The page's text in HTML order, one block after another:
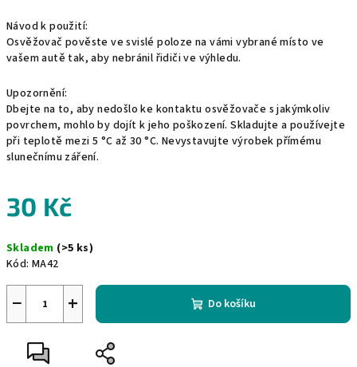
Návod k použití:
Osvěžovač pověste ve svislé poloze na vámi vybrané místo ve
vašem autě tak, aby nebránil řidiči ve výhledu.
Upozornění:
Dbejte na to, aby nedošlo ke kontaktu osvěžovače s jakýmkoliv
povrchem, mohlo by dojít k jeho poškození. Skladujte a používejte
při teplotě mezi 5 °C až 30 °C. Nevystavujte výrobek přímému
slunečnímu záření.
30 Kč
cena:
Skladem (>5 ks)
Kód: MA42
+
− Do košíku